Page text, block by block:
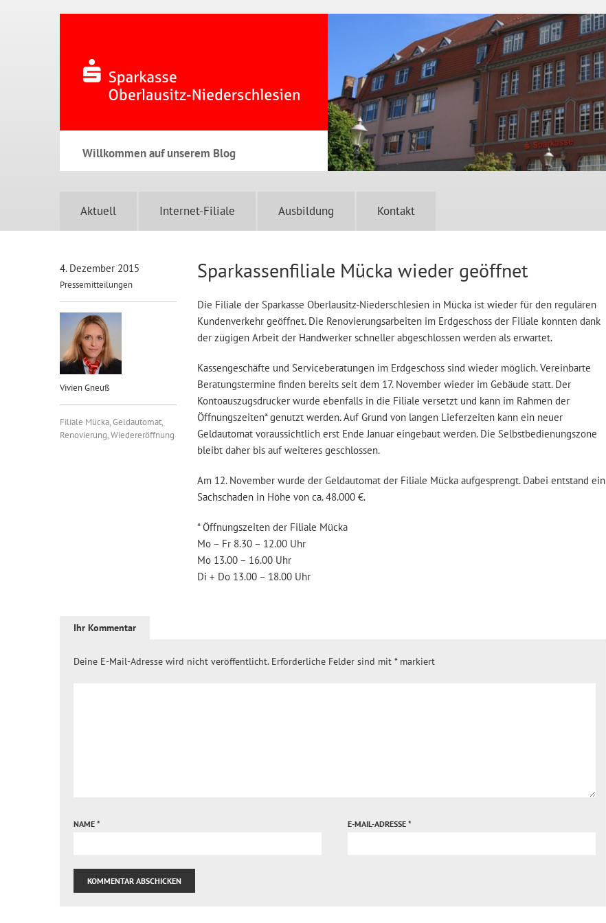
Willkommen auf unserem Blog
Aktuell Internet-Filiale Ausbildung Kontakt
4. Dezember 2015
Pressemitteilungen
Vivien Gneuß
Filiale Mücka,Geldautomat,
Renovierung,Wiedereröffnung
Sparkassenfiliale Mücka wieder geöffnet
Die Filiale der Sparkasse Oberlausitz-Niederschlesien in Mücka ist wieder für den regulären
Kundenverkehr geöffnet. Die Renovierungsarbeiten im Erdgeschoss der Filiale konnten dank
der zügigen Arbeit der Handwerker schneller abgeschlossen werden als erwartet.
Kassengeschäfte und Serviceberatungen im Erdgeschoss sind wieder möglich. Vereinbarte
Beratungstermine finden bereits seit dem 17. November wieder im Gebäude statt. Der
Kontoauszugsdrucker wurde ebenfalls in die Filiale versetzt und kann im Rahmen der
Öffnungszeiten* genutzt werden. Auf Grund von langen Lieferzeiten kann ein neuer
Geldautomat voraussichtlich erst Ende Januar eingebaut werden. Die Selbstbedienungszone
bleibt daher bis auf weiteres geschlossen.
Am 12. November wurde der Geldautomat der Filiale Mücka aufgesprengt. Dabei entstand ein
Sachschaden in Höhe von ca. 48.000 €.
* Öffnungszeiten der Filiale Mücka
Mo – Fr 8.30 – 12.00 Uhr
Mo 13.00 – 16.00 Uhr
Di + Do 13.00 – 18.00 Uhr
Ihr Kommentar
Deine E-Mail-Adresse wird nicht veröffentlicht. Erforderliche Felder sind mit *markiert
NAME * E-MAIL-ADRESSE *